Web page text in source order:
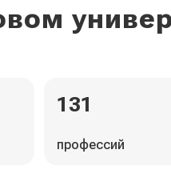
131
профессий